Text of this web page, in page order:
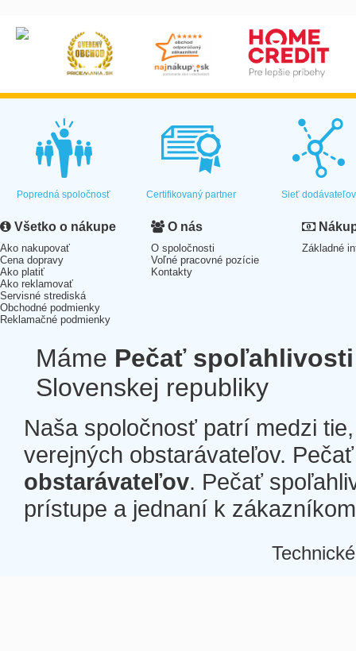
Popredná spoločnosť Certifikovaný partner Sieť dodávateľov
Všetko o nákupe
Ako nakupovať
Cena dopravy
Ako platiť
Ako reklamovať
Servisné strediská
Obchodné podmienky
Reklamačné podmienky
O nás
O spoločnosti
Voľné pracovné pozície
Kontakty
Základné
Máme Pečať spoľahlivosti
Slovenskej republiky
Naša spoločnosť patrí medzi
verejných obstarávateľov.
obstarávateľov. Pečať
prístupe a jednaní k